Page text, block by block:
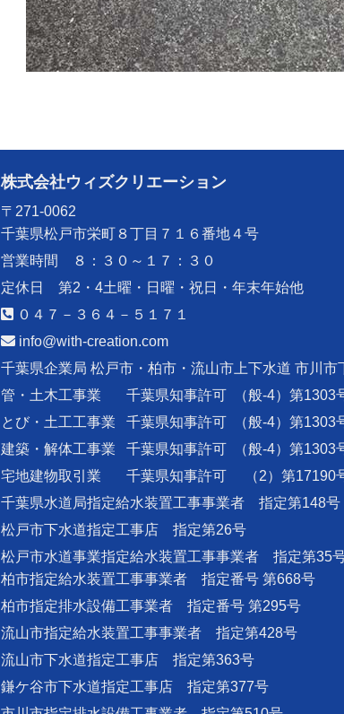
株式会社ウィズクリエーション
〒271-0062
千葉県松戸市栄町８丁目７１６番地４号
営業時間 ８：３０～１７：３０
定休日 第2・4土曜・日曜・祝日・年末年始他
０４７－３６４－５１７１
info@with-creation.com
千葉県企業局 松戸市・柏市・流山市上下水道 市川市
管・土木工事業
千葉県知事許可
（般-4）第1303
とび・土工工事業
千葉県知事許可
（般-4）第1303
建築・解体工事業
千葉県知事許可
（般-4）第1303
宅地建物取引業
千葉県知事許可
（2）第17190
千葉県水道局指定給水装置工事事業者 指定第148号
松戸市下水道指定工事店 指定第26号
松戸市水道事業指定給水装置工事事業者 指定第35
柏市指定給水装置工事事業者 指定番号 第668号
柏市指定排水設備工事業者 指定番号 第295号
流山市指定給水装置工事事業者 指定第428号
流山市下水道指定工事店 指定第363号
鎌ケ谷市下水道指定工事店 指定第377号